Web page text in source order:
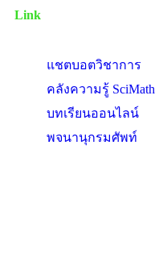
Link
แชตบอตวิชาการ
คลังความรู้ SciMath
บทเรียนออนไลน์
พจนานุกรมศัพท์